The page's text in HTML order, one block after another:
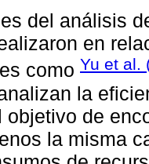
del análisis
en
como Yu et al.
la
objetivo de
la misma